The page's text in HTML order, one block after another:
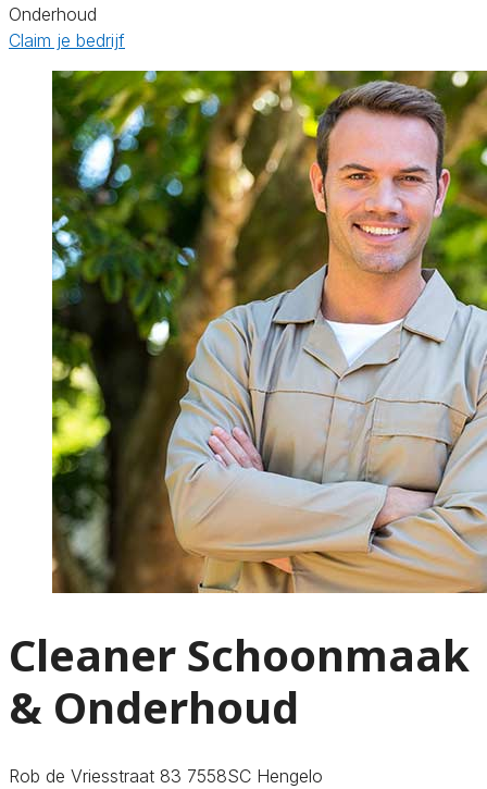
Onderhoud
Claim je bedrijf
Cleaner Schoonmaak
& Onderhoud
Rob de Vriesstraat 83 7558SC Hengelo